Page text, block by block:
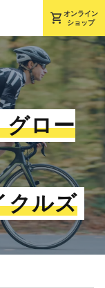
shopping_cart オンライン
ショップ
グロー
クルズ